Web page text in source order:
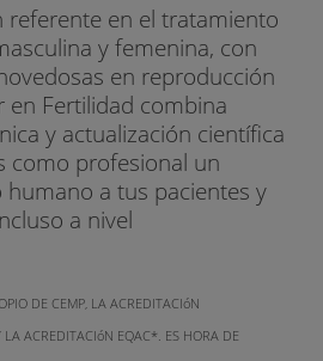
referente en el tratamiento
y femenina, con
en reproducción
en Fertilidad combina
y actualización científica
como profesional un
a tus pacientes y
a nivel
DE CEMP, LA ACREDITACIóN
ACREDITACIóN EQAC*. ES HORA DE